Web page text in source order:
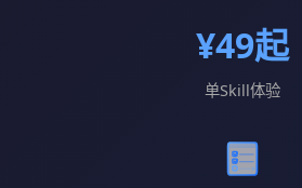
¥49起
单Skill体验